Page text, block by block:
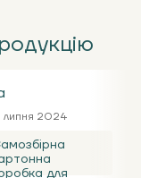
липня 2024
для